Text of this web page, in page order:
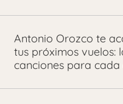
Antonio Orozco te
tus próximos vuelos:
canciones para cada